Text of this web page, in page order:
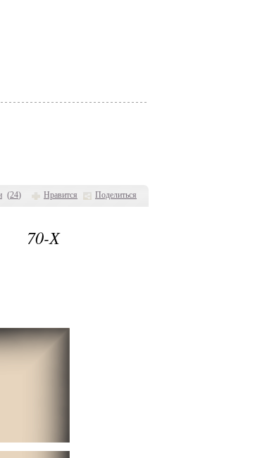
(24) Нравится Поделиться
Х